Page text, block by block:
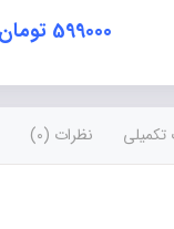
599000 تومان
نظرات (0)